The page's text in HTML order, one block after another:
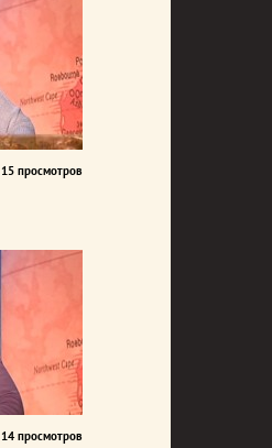
15 просмотров
14 просмотров